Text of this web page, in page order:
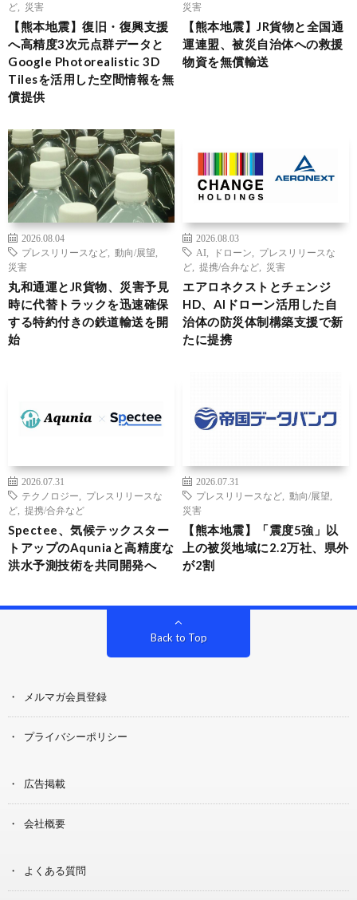
ど
災害
【熊本地震】復旧・復興支援
へ高精度3次元点群データと
Google Photorealistic 3D
Tilesを活用した空間情報を無
償提供
災害
【熊本地震】JR貨物と全国通
運連盟、被災自治体への救援
物資を無償輸送
2026.08.04
プレスリリースなど
動向/展望
災害
丸和通運とJR貨物、災害予見
時に代替トラックを迅速確保
する特約付きの鉄道輸送を開
始
2026.08.03
AI
ドローン
プレスリリースな
ど
提携/合弁など 災害
エアロネクストとチェンジ
HD、AIドローン活用した自
治体の防災体制構築支援で新
たに提携
2026.07.31
テクノロジー
プレスリリースな
ど
提携/合弁など
Spectee、気候テックスター
トアップのAquniaと高精度な
洪水予測技術を共同開発へ
2026.07.31
プレスリリースなど
動向/展望
災害
【熊本地震】「震度5強」以
上の被災地域に2.2万社、県外
が2割
Back to Top
メルマガ会員登録
プライバシーポリシー
広告掲載
会社概要
よくある質問